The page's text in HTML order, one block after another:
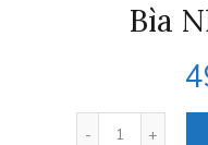
Bìa
Số lượng